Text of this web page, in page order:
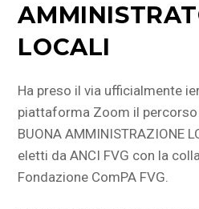
LOCALI
Ha preso il via ufficialmente
piattaforma Zoom il percorso
BUONA AMMINISTRAZIONE
eletti da ANCI FVG con la
Fondazione ComPA FVG.